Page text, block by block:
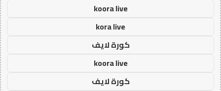
koora live
kora live
كورة لايف
koora live
كورة لايف